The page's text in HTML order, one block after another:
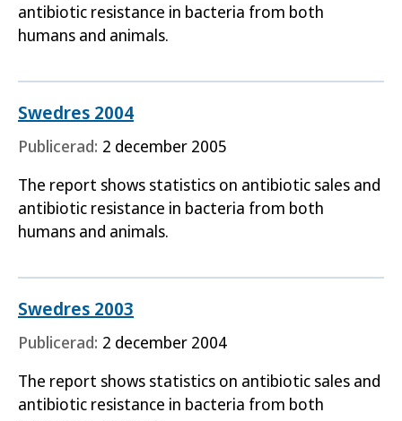
antibiotic resistance in bacteria from both
humans and animals.
Swedres 2004
Publicerad: 2 december 2005
The report shows statistics on antibiotic sales and
antibiotic resistance in bacteria from both
humans and animals.
Swedres 2003
Publicerad: 2 december 2004
The report shows statistics on antibiotic sales and
antibiotic resistance in bacteria from both